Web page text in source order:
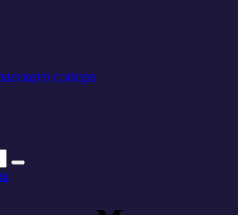
собора